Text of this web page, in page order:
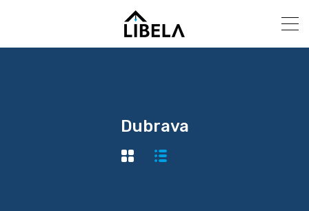
Dubrava